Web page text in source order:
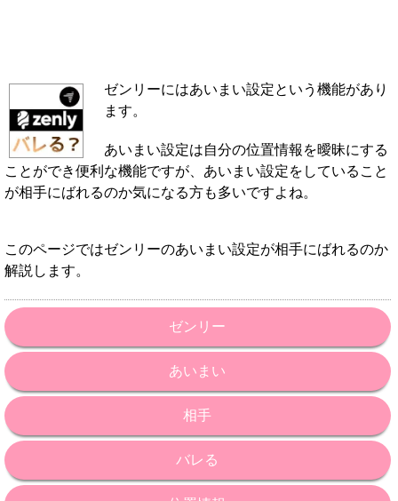
ゼンリーにはあいまい設定という機能があり
ます。
あいまい設定は自分の位置情報を曖昧にする
ことができ便利な機能ですが、あいまい設定をしていること
が相手にばれるのか気になる方も多いですよね。
このページではゼンリーのあいまい設定が相手にばれるのか
解説します。
ゼンリー
あいまい
相手
バレる